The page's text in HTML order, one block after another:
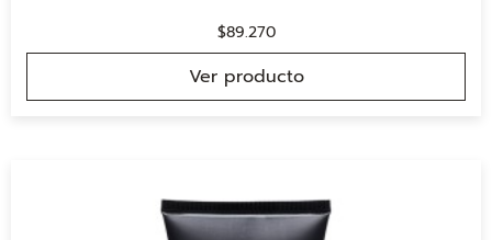
$89.270
Ver producto